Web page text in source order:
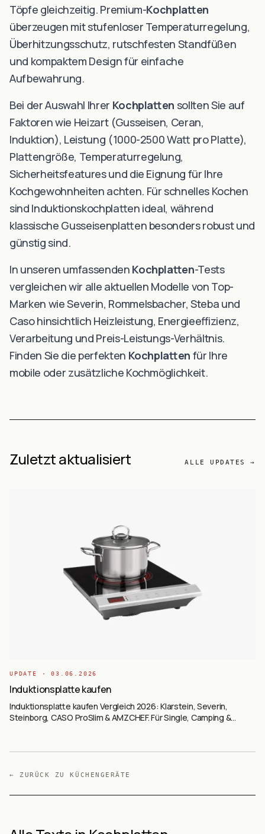
Töpfe gleichzeitig. Premium-Kochplatten
überzeugen mit stufenloser Temperaturregelung,
Überhitzungsschutz, rutschfesten Standfüßen
und kompaktem Design für einfache
Aufbewahrung.
Bei der Auswahl Ihrer Kochplatten sollten Sie auf
Faktoren wie Heizart (Gusseisen, Ceran,
Induktion), Leistung (1000-2500 Watt pro Platte),
Plattengröße, Temperaturregelung,
Sicherheitsfeatures und die Eignung für Ihre
Kochgewohnheiten achten. Für schnelles Kochen
sind Induktionskochplatten ideal, während
klassische Gusseisenplatten besonders robust und
günstig sind.
In unseren umfassenden Kochplatten-Tests
vergleichen wir alle aktuellen Modelle von Top-
Marken wie Severin, Rommelsbacher, Steba und
Caso hinsichtlich Heizleistung, Energieeffizienz,
Verarbeitung und Preis-Leistungs-Verhältnis.
Finden Sie die perfekten Kochplatten für Ihre
mobile oder zusätzliche Kochmöglichkeit.
Zuletzt aktualisiert ALLE UPDATES →
UPDATE ·03.06.2026
Induktionsplatte kaufen
Induktionsplatte kaufen Vergleich 2026: Klarstein, Severin,
Steinborg, CASO ProSlim & AMZCHEF. Für Single, Camping &
← ZURÜCK ZUKÜCHENGERÄTE